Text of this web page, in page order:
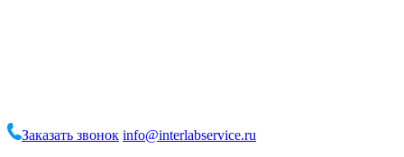
Заказать звонок info@interlabservice.ru